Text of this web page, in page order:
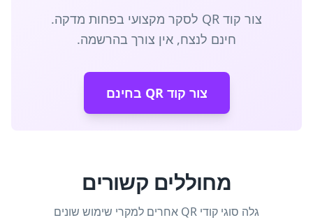
צור קוד QR לסקר מקצועי בפחות מדקה.
חינם לנצח, אין צורך בהרשמה.
צור קוד QR בחינם
מחוללים קשורים
גלה סוגי קודי QR אחרים למקרי שימוש שונים